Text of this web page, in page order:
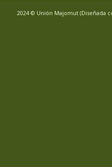
2024 © Unión Majomut (Diseñada